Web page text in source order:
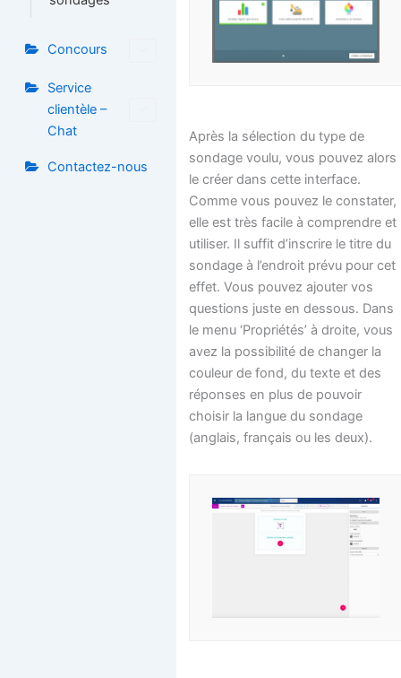
Concours
Service
clientèle –
Chat
Contactez-nous
Après la sélection du type de
sondage voulu, vous pouvez alors
le créer dans cette interface.
Comme vous pouvez le constater,
elle est très facile à comprendre et
utiliser. Il suffit d’inscrire le titre du
sondage à l’endroit prévu pour cet
effet. Vous pouvez ajouter vos
questions juste en dessous. Dans
le menu ‘Propriétés’ à droite, vous
avez la possibilité de changer la
couleur de fond, du texte et des
réponses en plus de pouvoir
choisir la langue du sondage
(anglais, français ou les deux).